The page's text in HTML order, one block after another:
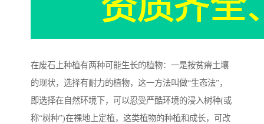
在废石上种植有两种可能生长的植物：一是按贫瘠土壤
的现状，选择有耐力的植物，这一方法叫做“生态法”，
即选择在自然环境下，可以忍受严酷环境的浸入树种(或
称“树种”)在裸地上定植，这类植物的种植和成长，可改